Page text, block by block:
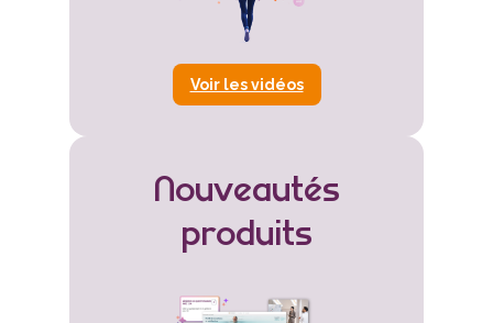
Voir les vidéos
Nouveautés
produits